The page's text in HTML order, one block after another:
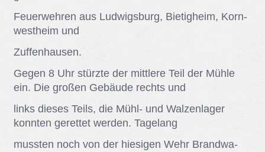
Feu­er­weh­ren aus Lud­wigs­burg, Bie­tig­heim, Korn­
west­heim und
Zu­ffen­hau­sen.
Ge­gen 8 Uhr stürz­te der mitt­le­re Teil der Müh­le
ein. Die gro­ßen Ge­bäu­de rechts und
links die­ses Teils, die Mühl- und Wal­zen­la­ger
konn­ten ge­ret­tet wer­den. Ta­ge­lang
muss­ten noch von der hie­si­gen Wehr Brand­wa­